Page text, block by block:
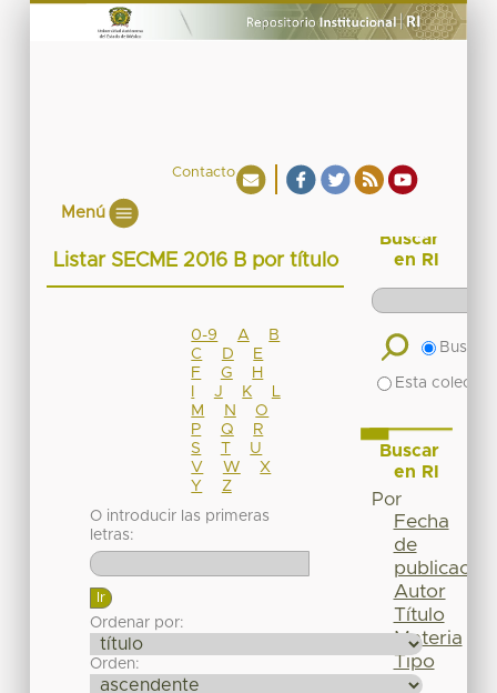
Contacto
Menú
Listar SECME 2016 B por título
0-9 A
B
C
D
E
F
G
H
J K
M
N
O
P
Q
R
S
T
U
V
W
X
Y
Z
O introducir las primeras
letras:
Ordenar por:
Orden:
Buscar
en RI
Buscar
Esta
Buscar
en RI
Por
Fecha
de
publicación
Autor
Título
Materia
Tipo